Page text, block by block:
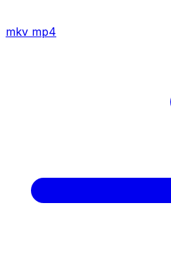
mkv mp4